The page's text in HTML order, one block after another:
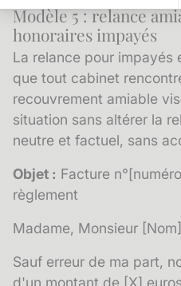
Axeptio consent
Plateforme de Gestion du
Notre plateforme vous
Modèle 5 : relance
honoraires impayés
La relance pour impayés
que tout cabinet
recouvrement amiable
situation sans altérer la
neutre et factuel, sans
Objet : Facture
règlement
Madame, Monsieur
Sauf erreur de ma part,
d'un montant de [X]